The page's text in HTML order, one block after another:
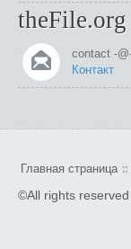
theFile.org
contact -
Контакт
Главная страница
©All rights